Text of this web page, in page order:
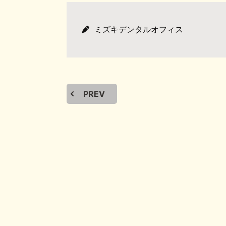
ミズキデンタルオフィス
PREV